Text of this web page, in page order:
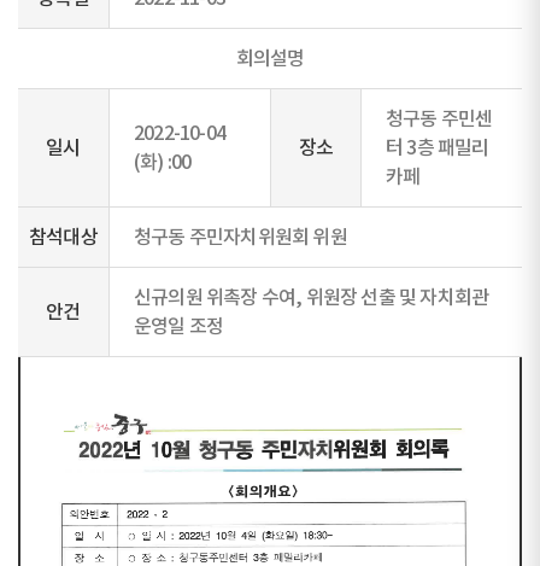
회의설명
일시
2022-10-04
(화) :00
장소
청구동 주민센
터 3층 패밀리
카페
참석대상 청구동 주민자치위원회 위원
안건
신규의원 위촉장 수여, 위원장 선출 및 자치회관
운영일 조정